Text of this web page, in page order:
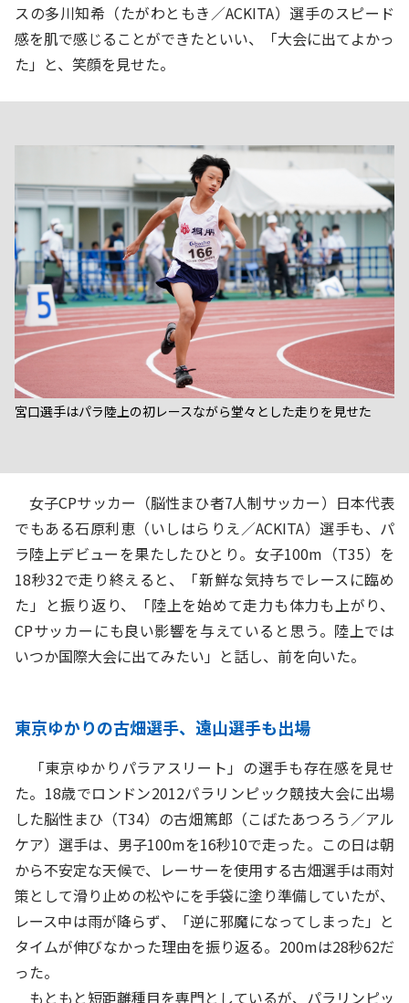
スの多川知希（たがわともき／ACKITA）選手のスピード
感を肌で感じることができたといい、「大会に出てよかっ
た」と、笑顔を見せた。
宮口選手はパラ陸上の初レースながら堂々とした走りを見せた
女子CPサッカー（脳性まひ者7人制サッカー）日本代表
でもある石原利恵（いしはらりえ／ACKITA）選手も、パ
ラ陸上デビューを果たしたひとり。女子100m（T35）を
18秒32で走り終えると、「新鮮な気持ちでレースに臨め
た」と振り返り、「陸上を始めて走力も体力も上がり、
CPサッカーにも良い影響を与えていると思う。陸上では
いつか国際大会に出てみたい」と話し、前を向いた。
東京ゆかりの古畑選手、遠山選手も出場
「東京ゆかりパラアスリート」の選手も存在感を見せ
た。18歳でロンドン2012パラリンピック競技大会に出場
した脳性まひ（T34）の古畑篤郎（こばたあつろう／アル
ケア）選手は、男子100mを16秒10で走った。この日は朝
から不安定な天候で、レーサーを使用する古畑選手は雨対
策として滑り止めの松やにを手袋に塗り準備していたが、
レース中は雨が降らず、「逆に邪魔になってしまった」と
タイムが伸びなかった理由を振り返る。200mは28秒62だ
った。
もともと短距離種目を専門としているが、パラリンピッ